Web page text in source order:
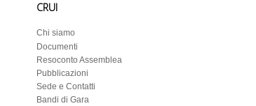
CRUI
Chi siamo
Documenti
Resoconto Assemblea
Pubblicazioni
Sede e Contatti
Bandi di Gara